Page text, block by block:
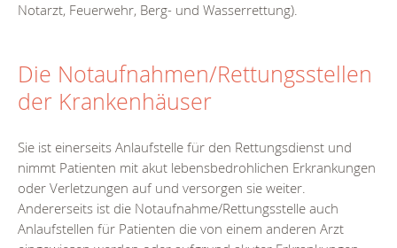
Notarzt, Feuerwehr, Berg- und Wasserrettung).
Die Notaufnahmen/Rettungsstellen
der Krankenhäuser
Sie ist einerseits Anlaufstelle für den Rettungsdienst und
nimmt Patienten mit akut lebensbedrohlichen Erkrankungen
oder Verletzungen auf und versorgen sie weiter.
Andererseits ist die Notaufnahme/Rettungsstelle auch
Anlaufstellen für Patienten die von einem anderen Arzt